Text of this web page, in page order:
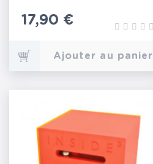
Prix
17,90 €
Ajouter au panier